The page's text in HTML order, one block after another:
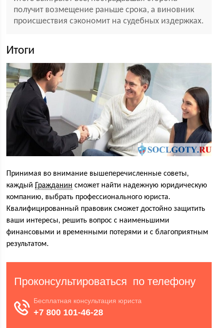
получит возмещение раньше срока, а виновник
происшествия сэкономит на судебных издержках.
Итоги
Принимая во внимание вышеперечисленные советы,
каждый Гражданин сможет найти надежную юридическую
компанию, выбрать профессионального юриста.
Квалифицированный правовик сможет достойно защитить
ваши интересы, решить вопрос с наименьшими
финансовыми и временными потерями и с благоприятным
результатом.